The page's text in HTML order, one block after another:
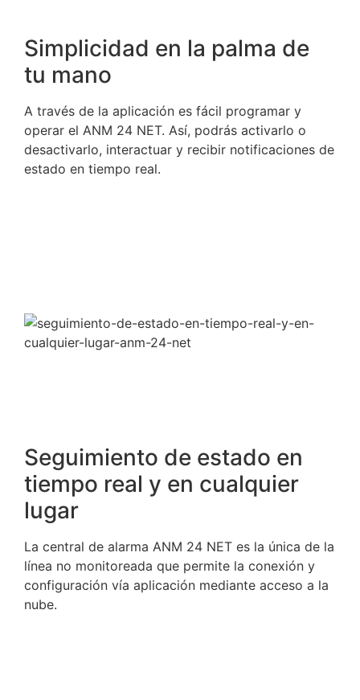
Simplicidad en la palma de
tu mano
A través de la aplicación es fácil programar y
operar el ANM 24 NET. Así, podrás activarlo o
desactivarlo, interactuar y recibir notificaciones de
estado en tiempo real.
Seguimiento de estado en
tiempo real y en cualquier
lugar
La central de alarma ANM 24 NET es la única de la
línea no monitoreada que permite la conexión y
configuración vía aplicación mediante acceso a la
nube.